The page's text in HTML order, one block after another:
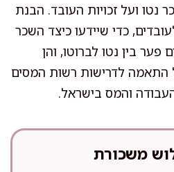
ועל זכויות העובד. הבנת
כדי שיידעו כיצד השכר
בין נטו לברוטו, והן
התאמה לדרישות רשות המסים
העבודה והמס בישראל.
משכורת